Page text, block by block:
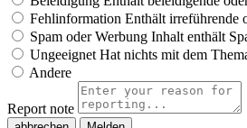
Fehlinformation Enthält irreführende
Spam oder Werbung Inhalt enthält
Ungeeignet Hat nichts mit dem
Andere
Report note